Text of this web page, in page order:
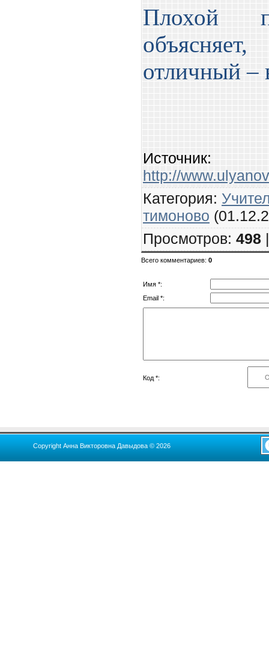
Плохой
отличный –
Источник:
http://
Категория:
тимоново
Просмотров: 498
Всего комментариев: 0
Имя *:
Email *:
Код *:
Copyright Анна Викторовна Давыдова © 2026